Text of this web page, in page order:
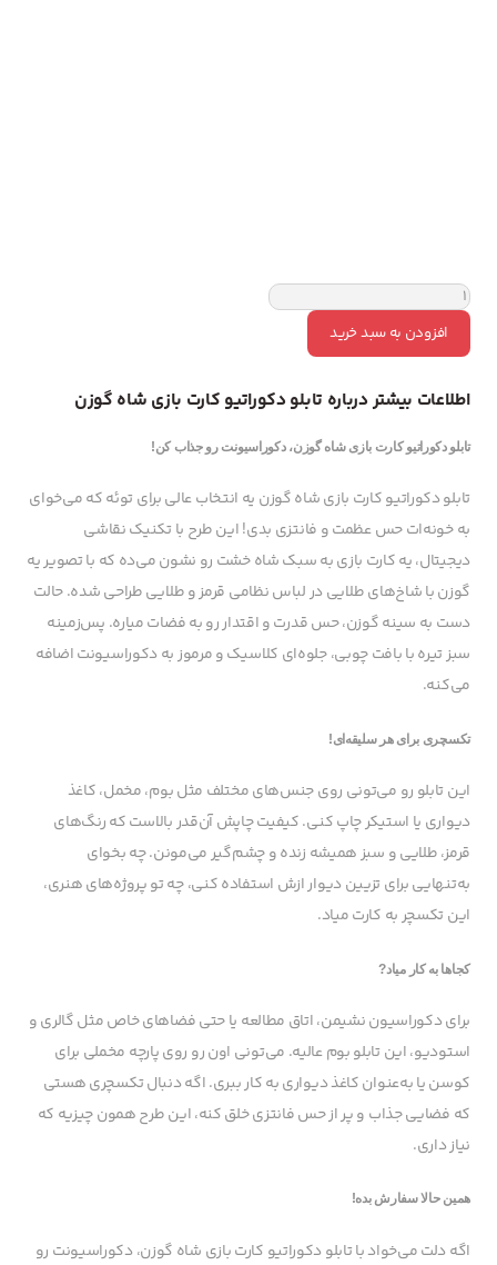
افزودن به سبد خرید
اطلاعات بیشتر درباره تابلو دکوراتیو کارت بازی شاه گوزن
تابلو دکوراتیو کارت بازی شاه گوزن، دکوراسیونت رو جذاب کن!
تابلو دکوراتیو کارت بازی شاه گوزن یه انتخاب عالی برای توئه که می‌خوای
به خونه‌ات حس عظمت و فانتزی بدی! این طرح با تکنیک نقاشی
دیجیتال، یه کارت بازی به سبک شاه خشت رو نشون می‌ده که با تصویر یه
گوزن با شاخ‌های طلایی در لباس نظامی قرمز و طلایی طراحی شده. حالت
دست به سینه گوزن، حس قدرت و اقتدار رو به فضات میاره. پس‌زمینه
سبز تیره با بافت چوبی، جلوه‌ای کلاسیک و مرموز به دکوراسیونت اضافه
می‌کنه.
تکسچری برای هر سلیقه‌ای!
این تابلو رو می‌تونی روی جنس‌های مختلف مثل بوم، مخمل، کاغذ
دیواری یا استیکر چاپ کنی. کیفیت چاپش آن‌قدر بالاست که رنگ‌های
قرمز، طلایی و سبز همیشه زنده و چشم‌گیر می‌مونن. چه بخوای
به‌تنهایی برای تزیین دیوار ازش استفاده کنی، چه تو پروژه‌های هنری،
این تکسچر به کارت میاد.
کجاها به کار میاد?
برای دکوراسیون نشیمن، اتاق مطالعه یا حتی فضاهای خاص مثل گالری و
استودیو، این تابلو بوم عالیه. می‌تونی اون رو روی پارچه مخملی برای
کوسن یا به‌عنوان کاغذ دیواری به کار ببری. اگه دنبال تکسچری هستی
که فضایی جذاب و پر از حس فانتزی خلق کنه، این طرح همون چیزیه که
نیاز داری.
همین حالا سفارش بده!
اگه دلت می‌خواد با تابلو دکوراتیو کارت بازی شاه گوزن، دکوراسیونت رو